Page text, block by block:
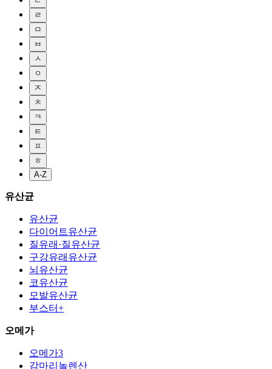
ㄹ
ㅁ
ㅂ
ㅅ
ㅇ
ㅈ
ㅊ
ㅋ
ㅌ
ㅍ
ㅎ
A-Z
유산균
유산균
다이어트유산균
질유래·질유산균
구강유래유산균
뇌유산균
코유산균
모발유산균
부스터+
오메가
오메가3
감마리놀렌산